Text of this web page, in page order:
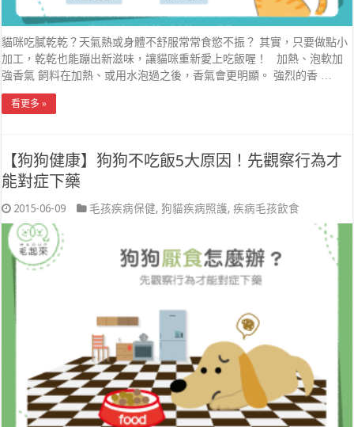
貓咪吃膩乾乾？天氣熱或身體不舒服常常食慾不振？ 其實，只要做點小
加工，乾乾也能蹦出新滋味，讓貓咪重新愛上吃飯喔！ 加熱、泡軟加
強香氣 飼料在加熱、或用水泡過之後，香氣會更明顯。 強烈的香 …
看更多 »
【狗狗健康】狗狗不吃飯5大原因！先觀察行為才
能對症下藥
2015-06-09 毛孩疾病保健,狗貓疾病照護,疾病毛孩飲食